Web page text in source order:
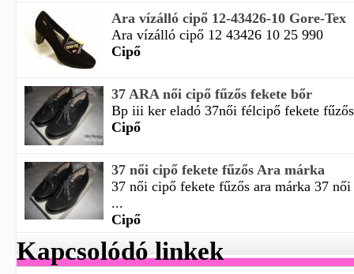
Ara vízálló cipő 12-43426-10 Gore-Tex
Ara vízálló cipő 12 43426 10 25 990
Cipő
37 ARA női cipő fűzős fekete bőr
Bp iii ker eladó 37női félcipő fekete
Cipő
37 női cipő fekete fűzős Ara márka
37 női cipő fekete fűzős ara márka 37
...
Cipő
Kapcsolódó linkek